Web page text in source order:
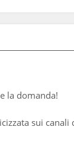
la domanda!
sui